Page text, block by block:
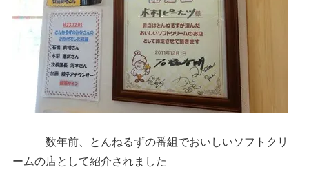
数年前、とんねるずの番組でおいしいソフトクリ
ームの店として紹介されました